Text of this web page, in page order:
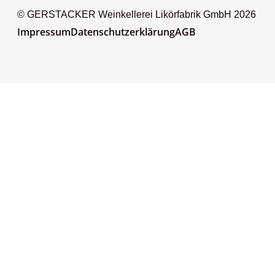
© GERSTACKER Weinkellerei Likörfabrik GmbH 2026
ImpressumDatenschutzerklärungAGB